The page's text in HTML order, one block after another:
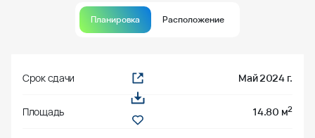
Планировка Расположение
Срок сдачи Май 2024 г.
Площадь 14.80 м2